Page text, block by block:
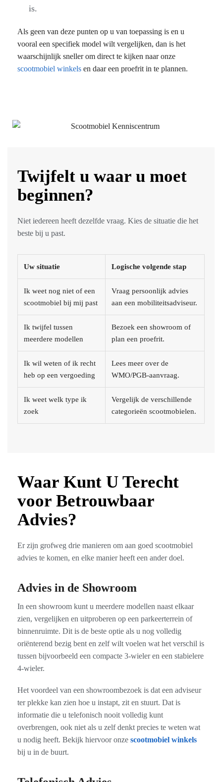
is.
Als geen van deze punten op u van toepassing is en u
vooral een specifiek model wilt vergelijken, dan is het
waarschijnlijk sneller om direct te kijken naar onze
scootmobiel winkels en daar een proefrit in te plannen.
Twijfelt u waar u moet
beginnen?
Niet iedereen heeft dezelfde vraag. Kies de situatie die het
beste bij u past.
Uw situatie Logische volgende stap
Ik weet nog niet of een
scootmobiel bij mij past
Vraag persoonlijk advies
aan een mobiliteitsadviseur.
Ik twijfel tussen
meerdere modellen
Bezoek een showroom of
plan een proefrit.
Ik wil weten of ik recht
heb op een vergoeding
Lees meer over de
WMO/PGB-aanvraag.
Ik weet welk type ik
zoek
Vergelijk de verschillende
categorieën scootmobielen.
Waar Kunt U Terecht
voor Betrouwbaar
Advies?
Er zijn grofweg drie manieren om aan goed scootmobiel
advies te komen, en elke manier heeft een ander doel.
Advies in de Showroom
In een showroom kunt u meerdere modellen naast elkaar
zien, vergelijken en uitproberen op een parkeerterrein of
binnenruimte. Dit is de beste optie als u nog volledig
oriënterend bezig bent en zelf wilt voelen wat het verschil is
tussen bijvoorbeeld een compacte 3-wieler en een stabielere
4-wieler.
Het voordeel van een showroombezoek is dat een adviseur
ter plekke kan zien hoe u instapt, zit en stuurt. Dat is
informatie die u telefonisch nooit volledig kunt
overbrengen, ook niet als u zelf denkt precies te weten wat
u nodig heeft. Bekijk hiervoor onze scootmobiel winkels
bij u in de buurt.